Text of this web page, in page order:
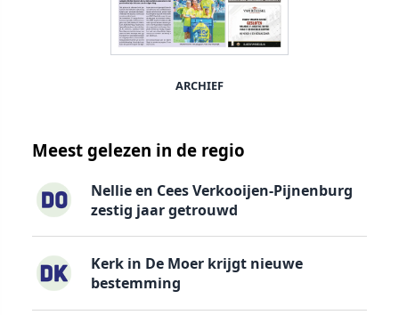
ARCHIEF
Meest gelezen in de regio
Nellie en Cees Verkooijen-Pijnenburg
zestig jaar getrouwd
Kerk in De Moer krijgt nieuwe
bestemming